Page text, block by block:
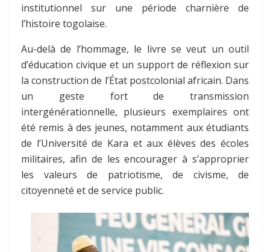
institutionnel sur une période charnière de
l’histoire togolaise.
Au-delà de l’hommage, le livre se veut un outil
d’éducation civique et un support de réflexion sur
la construction de l’État postcolonial africain. Dans
un geste fort de transmission
intergénérationnelle, plusieurs exemplaires ont
été remis à des jeunes, notamment aux étudiants
de l’Université de Kara et aux élèves des écoles
militaires, afin de les encourager à s’approprier
les valeurs de patriotisme, de civisme, de
citoyenneté et de service public.